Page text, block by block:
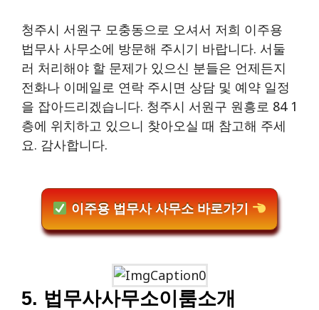
청주시 서원구 모충동으로 오셔서 저희 이주용
법무사 사무소에 방문해 주시기 바랍니다. 서둘
러 처리해야 할 문제가 있으신 분들은 언제든지
전화나 이메일로 연락 주시면 상담 및 예약 일정
을 잡아드리겠습니다. 청주시 서원구 원흥로 84 1
층에 위치하고 있으니 찾아오실 때 참고해 주세
요. 감사합니다.
이주용 법무사 사무소 바로가기
5. 법무사사무소이룸소개